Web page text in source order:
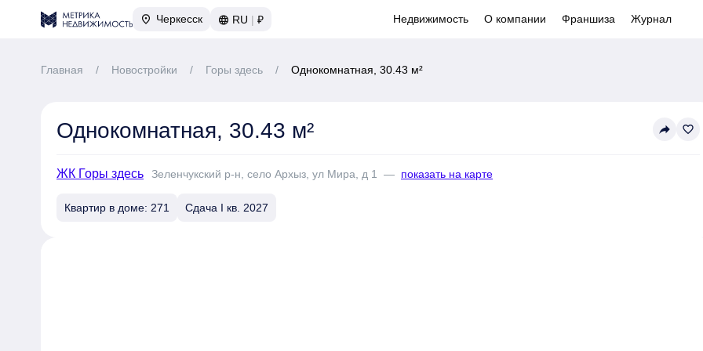
Черкесск RU | ₽ Недвижимость О компании Франшиза Журнал
Главная / Новостройки / Горы здесь / Однокомнатная, 30.43 м²
Однокомнатная, 30.43 м² reply favorite_border
ЖК Горы здесь Зеленчукский р-н, село Архыз, ул Мира, д 1 — показать на карте
Квартир в доме: 271 Сдача I кв. 2027